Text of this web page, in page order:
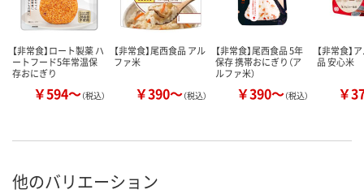
【非常食】ロート製薬 ハ
ートフード5年常温保
存おにぎり
￥594～（税込）
【非常食】尾西食品 アル
ファ米
￥390～（税込）
【非常食】尾西食品 5年
保存 携帯おにぎり（ア
ルファ米）
￥390～（税込）
【非常食】
品 安心米
￥
他のバリエーション